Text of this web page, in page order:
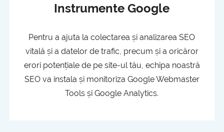
Instrumente Google
Pentru a ajuta la colectarea și analizarea SEO
vitală și a datelor de trafic, precum și a oricăror
erori potențiale de pe site-ul tău, echipa noastră
SEO va instala și monitoriza Google Webmaster
Tools și Google Analytics.